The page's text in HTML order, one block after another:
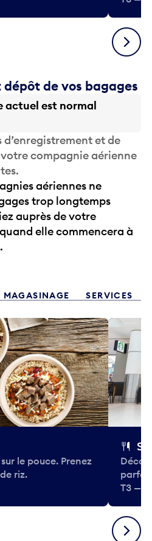
Suivant
actuel est normal
et de
compagnie aérienne
aériennes ne
trop longtemps
auprès de votre
elle commencera à
le pouce. Prenez
riz.
T3 —
Suivant